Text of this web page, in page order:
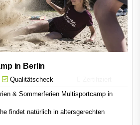
in Berlin
Qualitätscheck
& Sommerferien Multisportcamp in
findet natürlich in altersgerechten